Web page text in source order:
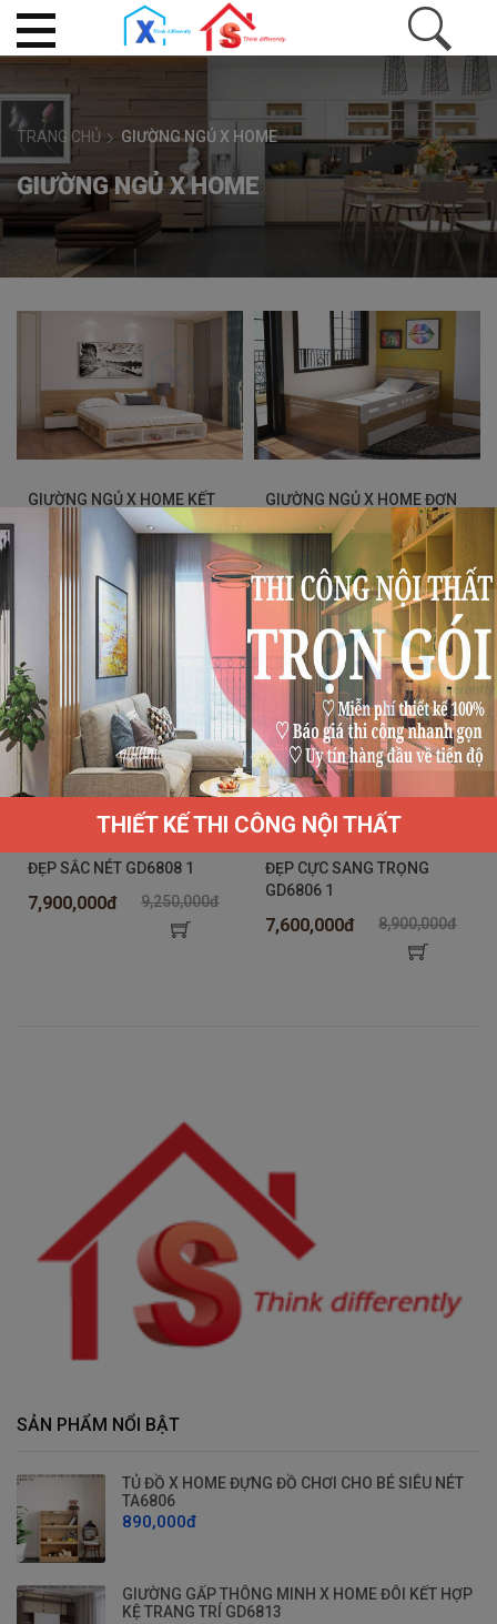
TRANG CHỦ GIƯỜNG NGỦ X HOME
GIƯỜNG NGỦ X HOME
GIƯỜNG NGỦ X HOME KẾT
HỢP HỘC ĐỂ ĐỒ GD6812
7,800,000đ 8,590,000đ
GIƯỜNG NGỦ X HOME ĐƠN
CHO BÉ GD6811 1
5,800,000đ 6,450,000đ
ĐẸP SẮC NÉT GD6808 1
7,900,000đ 9,250,000đ
ĐẸP CỰC SANG TRỌNG
GD6806 1
7,600,000đ 8,900,000đ
SẢN PHẨM NỔI BẬT
TỦ ĐỒ X HOME ĐỰNG ĐỒ CHƠI CHO BÉ SIÊU NÉT
TA6806
890,000đ
GIƯỜNG GẤP THÔNG MINH X HOME ĐÔI KẾT HỢP
KỆ TRANG TRÍ GD6813
THIẾT KẾ THI CÔNG NỘI THẤT